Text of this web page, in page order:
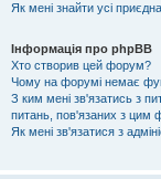
Як мені знайти усі
Інформація про phpBB
Хто створив цей форум?
Чому на форумі немає
З ким мені зв'язатись з
питань, пов'язаних з цим
Як мені зв'язатися з